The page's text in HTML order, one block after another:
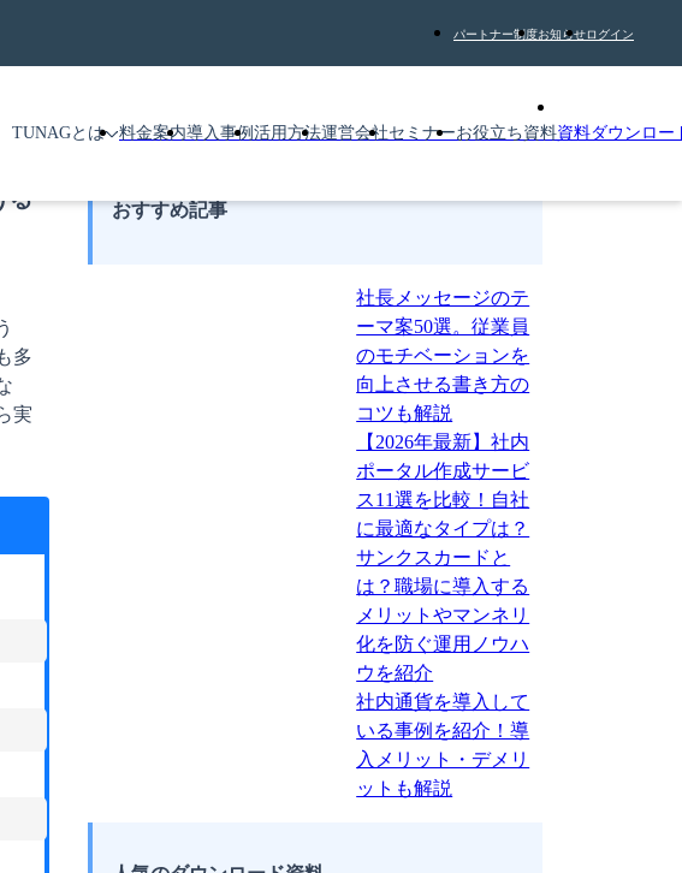
パートナー制度お知らせログイン
TUNAGとは 料金案内導入事例 活用方法運営会社セミナーお役立ち資料資料ダウンロー
る
多
実
おすすめ記事
社長メッセージのテ
ーマ案50選。従業員
のモチベーションを
向上させる書き方の
コツも解説
【2026年最新】社内
ポータル作成サービ
ス11選を比較！自社
に最適なタイプは？
サンクスカードと
は？職場に導入する
メリットやマンネリ
化を防ぐ運用ノウハ
ウを紹介
社内通貨を導入して
いる事例を紹介！導
入メリット・デメリ
ットも解説